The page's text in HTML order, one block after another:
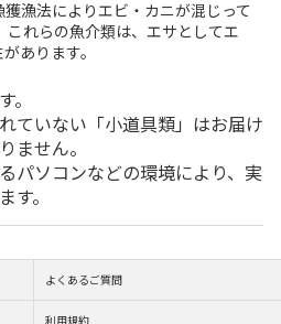
漁法によりエビ・カニが混じって
これらの魚介類は、エサとしてエ
あります。
ていない「小道具類」はお届け
ません。
パソコンなどの環境により、実
す。
よくあるご質問
利用規約